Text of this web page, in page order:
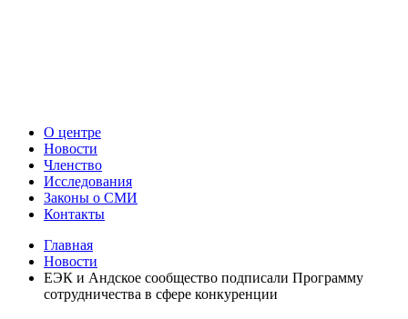
О центре
Новости
Членство
Исследования
Законы о СМИ
Контакты
Главная
Новости
ЕЭК и Андское сообщество подписали Программу
сотрудничества в сфере конкуренции